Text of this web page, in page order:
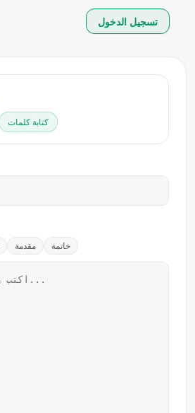
كتابة كلمات
مقدمة خاتمة
تسجيل الدخول